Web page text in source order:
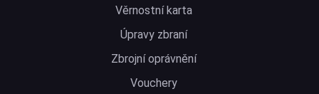
Věrnostní karta
Úpravy zbraní
Zbrojní oprávnění
Vouchery